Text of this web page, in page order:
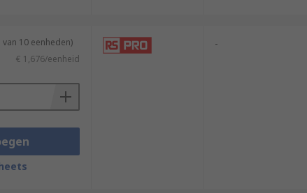
10 eenheden)
€ 1,676/eenheid
-